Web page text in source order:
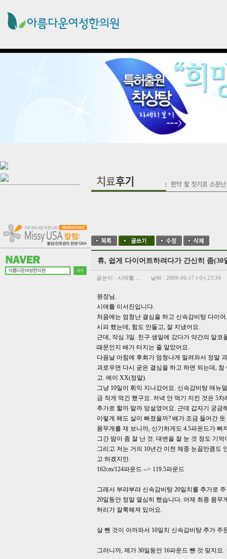
휴, 쉽게 다이어트하려다가 간신히 좀(30
글쓴이 : 시애틀 … 날짜 : 2009-06-17 (수) 23:34
원장님.
시애틀 이서진입니다.
처음에는 엄청난 결심을 하고 신속감비탕 다이
시피 했는데, 힘도 안들고, 잘 지냈어요.
근데, 작심 3일. 친구 생일에 갔다가 약간의 알
때문인지 배가 터지는 줄 알았어요.
다음날 아침에 후회가 엄청나게 밀려와서 정말
괴로우면 다시 굳은 결심을 하고 하면 되는데,
고. 에이 XX(정말).
그냥 10일이 휘익 지나갔어요. 신속감비탕 매뉴
금 작게 먹긴 했구요. 저녁 안 먹기 지킨 것은 5차
추가로 할까 말까 망설였어요. 근데 갑자기 궁금
이렇게 해도 살이 빠졌을까? 배가 조금 들어간
몸무게를 재 보니까, 신기하게도 4.5파운드가 빠
그간 땀이 좀 잘 난 것. 대변을 잘 눈 것 정도 기억
그리고 저는 거의 10년간 이전 체중 눈꼽만큼도
고 하겠지만.
162cm/124파운드 --> 119.5파운드
그래서 부랴부랴 신속감비탕 20일치를 추가로
20일동안 정말 열심히 했습니다. 어제 최종 몸
허리가 잘룩해져 있어요.
살 뺀 것이 아까와서 10일치 신속감비탕 추가 주
그러니까, 제가 30일동안 16파운드 뺀 것 맞지